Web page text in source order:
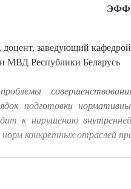
заведующий
МВД Республики Беларусь
подготовки
к нарушению
конкретных отраслей